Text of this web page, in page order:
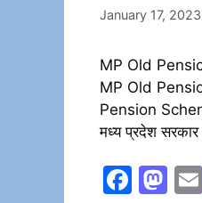
January 17, 2023
MP Old
MP Old
Pension
मध्य प्रदेश सरकार
F
M